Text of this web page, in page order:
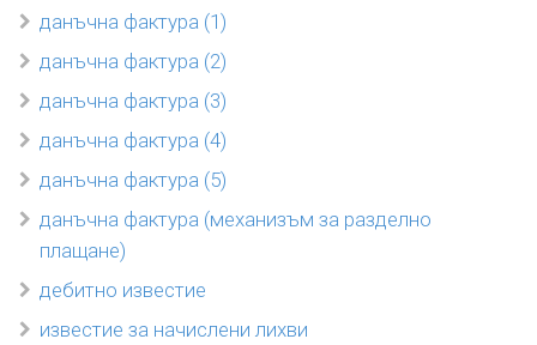
данъчна фактура (1)
данъчна фактура (2)
данъчна фактура (3)
данъчна фактура (4)
данъчна фактура (5)
данъчна фактура (механизъм за разделно
плащане)
дебитно известие
известие за начислени лихви